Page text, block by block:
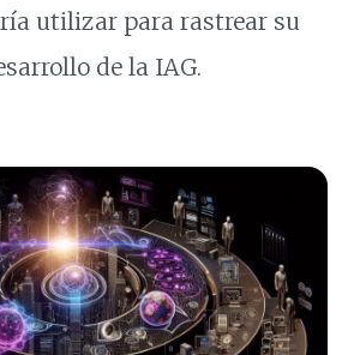
utilizar para rastrear su
de la IAG.